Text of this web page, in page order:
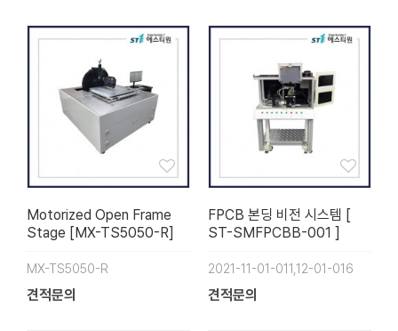
Motorized Open Frame
Stage [MX-TS5050-R]
MX-TS5050-R
견적문의
FPCB 본딩 비전 시스템 [
ST-SMFPCBB-001 ]
2021-11-01-011,12-01-016
견적문의